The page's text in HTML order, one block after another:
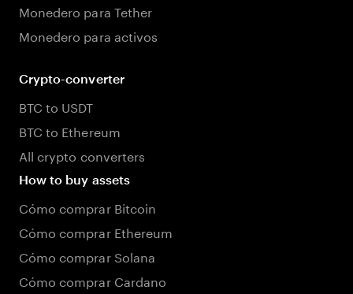
Monedero para Tether
Monedero para activos
Crypto-converter
BTC to USDT
BTC to Ethereum
All crypto converters
How to buy assets
Cómo comprar Bitcoin
Cómo comprar Ethereum
Cómo comprar Solana
Cómo comprar Cardano